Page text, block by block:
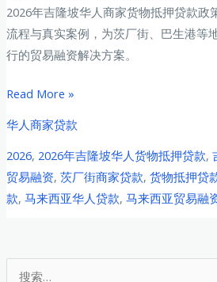
2026年吉隆坡华人商家货物抵押贷款政
流程与真实案例，为茨厂街、巴生港等
行的贸易融资解决方案。
2026
吉
隆
坡
华
家
Read More »
华人商家贷款
2026, 2026年吉隆坡华人货物抵押贷款,
贸易融资, 茨厂街商家贷款, 货物抵押贷
款, 马来西亚华人贷款, 马来西亚贸易融